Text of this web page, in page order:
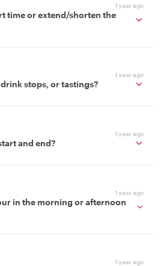
1 year ago
time or extend/shorten the
1 year ago
stops, or tastings?
1 year ago
and end?
1 year ago
in the morning or afternoon
1 year ago